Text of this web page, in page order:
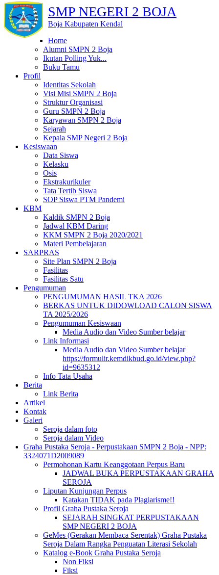
SMP NEGERI 2 BOJA
Boja Kabupaten Kendal
Home
Alumni SMPN 2 Boja
Ikutan Polling Yuk...
Buku Tamu
Profil
Identitas Sekolah
Visi Misi SMPN 2 Boja
Struktur Organisasi
Guru SMPN 2 Boja
Karyawan SMPN 2 Boja
Sejarah
Kepala SMP Negeri 2 Boja
Kesiswaan
Data Siswa
Kelasku
Osis
Ekstrakurikuler
Tata Tertib Siswa
SOP Siswa PTM Pandemi
KBM
Kaldik SMPN 2 Boja
Jadwal KBM Daring
KKM SMPN 2 Boja 2020/2021
Materi Pembelajaran
SARPRAS
Site Plan SMPN 2 Boja
Fasilitas
Fasilitas Satu
Pengumuman
PENGUMUMAN HASIL TKA 2026
BERKAS UNTUK DIDOWLOAD CALON SISWA
TA 2025/2026
Pengumuman Kesiswaan
Media Audio dan Video Sumber belajar
Link Informasi
Media Audio dan Video Sumber belajar
https://formulir.kemdikbud.go.id/view.php?
id=9635312
Info Tata Usaha
Berita
Link Berita
Artikel
Kontak
Galeri
Seroja dalam foto
Seroja dalam Video
Graha Pustaka Seroja - Perpustakaan SMPN 2 Boja - NPP:
3324071D2009089
Permohonan Kartu Keanggotaan Perpus Baru
JADWAL BUKA PERPUSTAKAAN GRAHA
SEROJA
Liputan Kunjungan Perpus
Katakan TIDAK pada Plagiarisme!!
Profil Graha Pustaka Seroja
SEJARAH SINGKAT PERPUSTAKAAN
SMP NEGERI 2 BOJA
GeMes (Gerakan Membaca Serentak) Graha Pustaka
Seroja Dalam Rangka Penguatan Literasi Sekolah
Katalog e-Book Graha Pustaka Seroja
Non Fiksi
Fiksi